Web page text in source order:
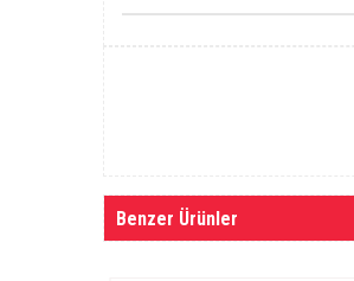
Benzer Ürünler